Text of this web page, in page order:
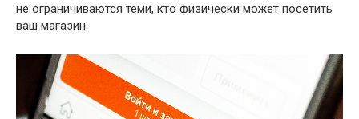
не ограничиваются теми, кто физически может посетить
ваш магазин.